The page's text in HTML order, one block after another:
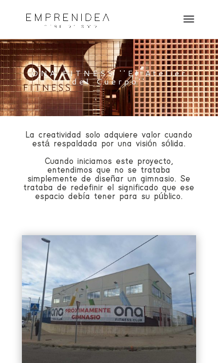
ONA FITNESS ''El Atelier
del Cuerpo''
La creatividad solo adquiere valor cuando
está respaldada por una visión sólida.
Cuando iniciamos este proyecto,
entendimos que no se trataba
simplemente de diseñar un gimnasio. Se
trataba de redefinir el significado que ese
espacio debía tener para su público.